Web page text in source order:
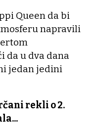
Queen da bi
napravili
da u dva dana
jedan jedini
rekli o 2.